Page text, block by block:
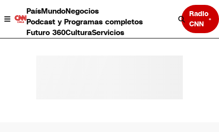
PaísMundoNegocios
Podcast y Programas completos
Futuro 360CulturaServicios
Radio
CNN